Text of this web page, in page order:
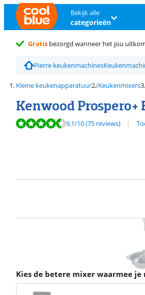
Bekijk alle
categorieën
Gratis bezorgd wanneer het jou
Pierre keukenmachines
Kleine keukenapparatuur Keukenmixers
Kenwood Prospero+
Beoordeling is 9,1 van de 10, gebaseerd op
9,1/10(75 reviews)
Bekijk alle
Kies de betere mixer waarmee je